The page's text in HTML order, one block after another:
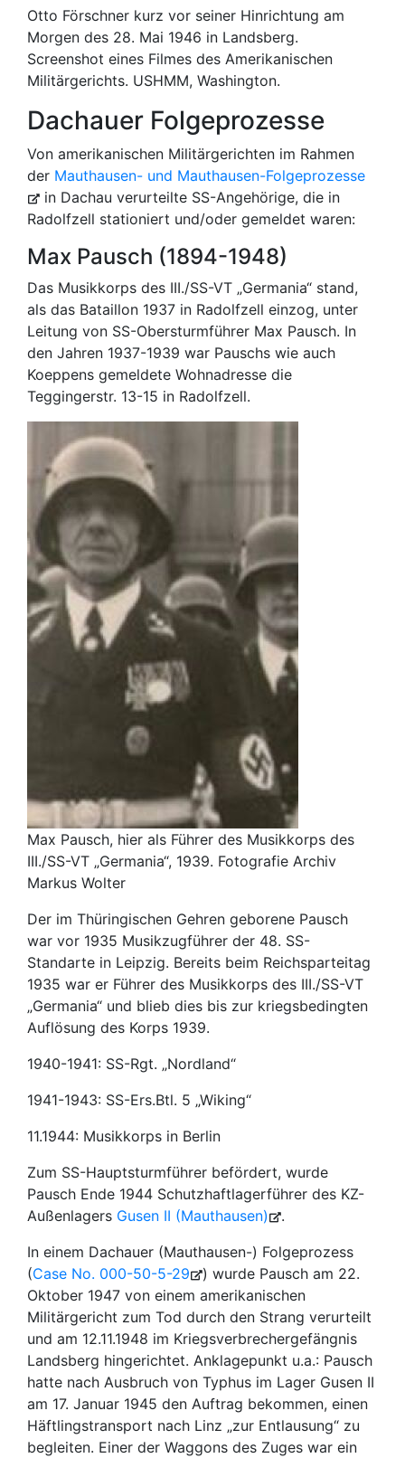
Otto Förschner kurz vor seiner Hinrichtung am
Morgen des 28. Mai 1946 in Landsberg.
Screenshot eines Filmes des Amerikanischen
Militärgerichts. USHMM, Washington.
Dachauer Folgeprozesse
Von amerikanischen Militärgerichten im Rahmen
der Mauthausen- und Mauthausen-Folgeprozesse
in Dachau verurteilte SS-Angehörige, die in
Radolfzell stationiert und/oder gemeldet waren:
Max Pausch (1894-1948)
Das Musikkorps des III./SS-VT „Germania“ stand,
als das Bataillon 1937 in Radolfzell einzog, unter
Leitung von SS-Obersturmführer Max Pausch. In
den Jahren 1937-1939 war Pauschs wie auch
Koeppens gemeldete Wohnadresse die
Teggingerstr. 13-15 in Radolfzell.
Max Pausch, hier als Führer des Musikkorps des
III./SS-VT „Germania“, 1939. Fotografie Archiv
Markus Wolter
Der im Thüringischen Gehren geborene Pausch
war vor 1935 Musikzugführer der 48. SS-
Standarte in Leipzig. Bereits beim Reichsparteitag
1935 war er Führer des Musikkorps des III./SS-VT
„Germania“ und blieb dies bis zur kriegsbedingten
Auflösung des Korps 1939.
1940-1941: SS-Rgt. „Nordland“
1941-1943: SS-Ers.Btl. 5 „Wiking“
11.1944: Musikkorps in Berlin
Zum SS-Hauptsturmführer befördert, wurde
Pausch Ende 1944 Schutzhaftlagerführer des KZ-
Außenlagers Gusen II (Mauthausen)
.
In einem Dachau­er (Mauthausen-) Fol­ge­pro­zess
(Case No. 000-50-5-29
) wurde Pausch am 22.
Oktober 1947 von einem amerikanischen
Militärgericht zum Tod durch den Strang verurteilt
und am 12.11.1948 im Kriegsverbrechergefängnis
Landsberg hingerichtet. Anklagepunkt u.a.: Pausch
hatte nach Ausbruch von Typhus im Lager Gusen II
am 17. Januar 1945 den Auftrag bekommen, einen
Häftlingstransport nach Linz „zur Entlausung“ zu
begleiten. Einer der Waggons des Zuges war ein